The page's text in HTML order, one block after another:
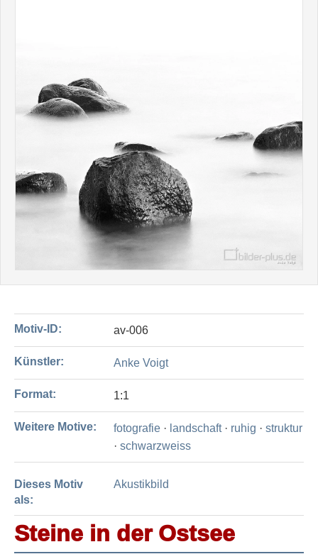
Motiv-ID: av-006
Künstler: Anke Voigt
Format: 1:1
Weitere Motive: fotografie · landschaft· ruhig · struktur
· schwarzweiss
Dieses Motiv
als:
Akustikbild
Steine in der Ostsee